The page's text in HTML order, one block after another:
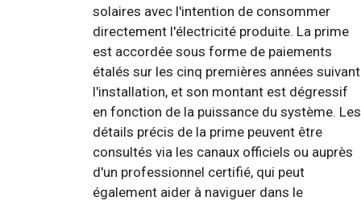
solaires avec l'intention de consommer
directement l'électricité produite. La prime
est accordée sous forme de paiements
étalés sur les cinq premières années suivant
l'installation, et son montant est dégressif
en fonction de la puissance du système. Les
détails précis de la prime peuvent être
consultés via les canaux officiels ou auprès
d'un professionnel certifié, qui peut
également aider à naviguer dans le